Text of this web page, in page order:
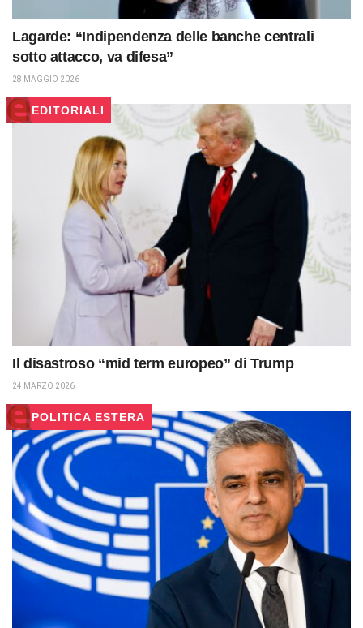
Lagarde: “Indipendenza delle banche centrali
sotto attacco, va difesa”
28 MAGGIO 2026
EDITORIALI
Il disastroso “mid term europeo” di Trump
24 MARZO 2026
POLITICA ESTERA